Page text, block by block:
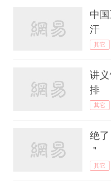
中
汗
其它
讲
排
其它
绝
＂
其它